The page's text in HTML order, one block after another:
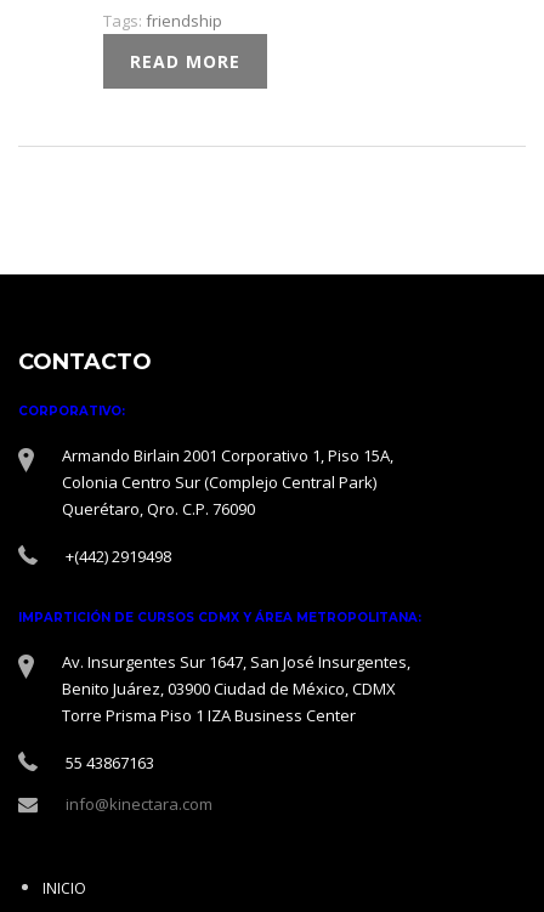
Tags: friendship
READ MORE
CONTACTO
CORPORATIVO:
Armando Birlain 2001 Corporativo 1, Piso 15A,
Colonia Centro Sur (Complejo Central Park)
Querétaro, Qro. C.P. 76090
+(442) 2919498
IMPARTICIÓN DE CURSOS CDMX Y ÁREA METROPOLITANA:
Av. Insurgentes Sur 1647, San José Insurgentes,
Benito Juárez, 03900 Ciudad de México, CDMX
Torre Prisma Piso 1 IZA Business Center
55 43867163
info@kinectara.com
INICIO